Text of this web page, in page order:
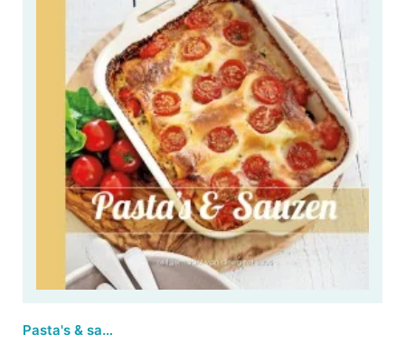
Pasta's & sauzen